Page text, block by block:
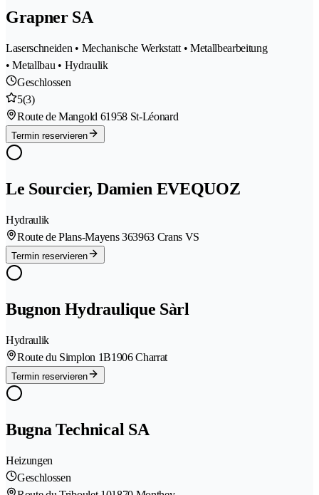
Grapner SA
Laserschneiden • Mechanische Werkstatt • Metallbearbeitung
• Metallbau • Hydraulik
Geschlossen
5(3)
Route de Mangold 61958 St-Léonard
Termin reservieren
Le Sourcier, Damien EVEQUOZ
Hydraulik
Route de Plans-Mayens 363963 Crans VS
Termin reservieren
Bugnon Hydraulique Sàrl
Hydraulik
Route du Simplon 1B1906 Charrat
Termin reservieren
Bugna Technical SA
Heizungen
Geschlossen